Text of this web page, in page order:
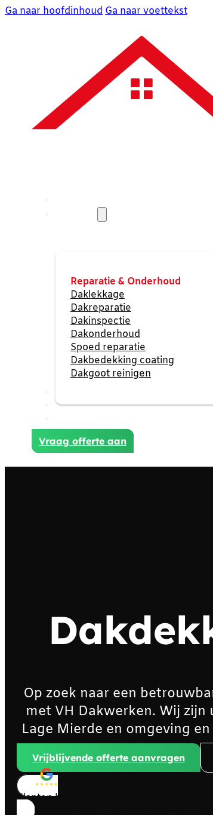
Ga naar hoofdinhoud Ga naar voettekst
Reparatie & Onderhoud
Daklekkage
Dakreparatie
Dakinspectie
Dakonderhoud
Spoed reparatie
Dakbedekking coating
Dakgoot reinigen
Projecten
Vraag offerte aan
Op zoek naar een
met VH Dakwerken. Wij
Lage Mierde en omgeving
Vrijblijvende offerte aanvragen
Klanten beoordelen ons met